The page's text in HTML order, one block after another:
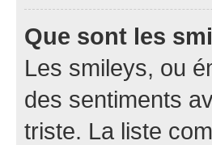
Que sont les
Les smileys, ou
des sentiments
triste. La liste